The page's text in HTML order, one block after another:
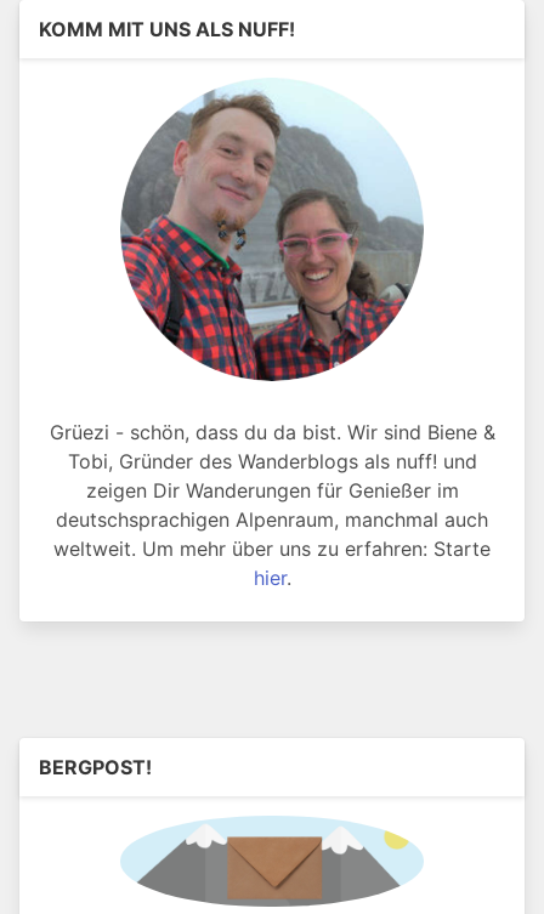
KOMM MIT UNS ALS NUFF!
Grüezi - schön, dass du da bist. Wir sind Biene &
Tobi, Gründer des Wanderblogs als nuff! und
zeigen Dir Wanderungen für Genießer im
deutschsprachigen Alpenraum, manchmal auch
weltweit. Um mehr über uns zu erfahren: Starte
hier.
BERGPOST!